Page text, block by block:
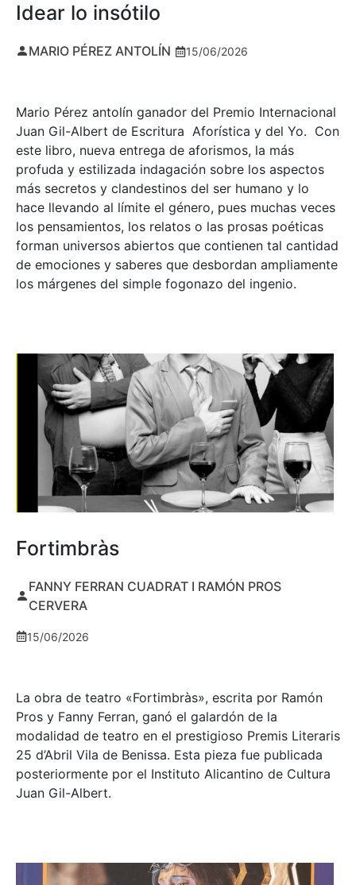
Idear lo insótilo
MARIO PÉREZ ANTOLÍN 15/06/2026
Mario Pérez antolín ganador del Premio Internacional
Juan Gil-Albert de Escritura Aforística y del Yo. Con
este libro, nueva entrega de aforismos, la más
profuda y estilizada indagación sobre los aspectos
más secretos y clandestinos del ser humano y lo
hace llevando al límite el género, pues muchas veces
los pensamientos, los relatos o las prosas poéticas
forman universos abiertos que contienen tal cantidad
de emociones y saberes que desbordan ampliamente
los márgenes del simple fogonazo del ingenio.
Fortimbràs
FANNY FERRAN CUADRAT I RAMÓN PROS
CERVERA
15/06/2026
La obra de teatro «Fortimbràs», escrita por Ramón
Pros y Fanny Ferran, ganó el galardón de la
modalidad de teatro en el prestigioso Premis Literaris
25 d’Abril Vila de Benissa. Esta pieza fue publicada
posteriormente por el Instituto Alicantino de Cultura
Juan Gil-Albert.